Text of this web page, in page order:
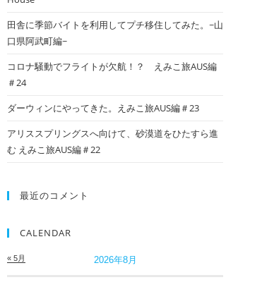
田舎に季節バイトを利用してプチ移住してみた。~山
口県阿武町編~
コロナ騒動でフライトが欠航！？ えみこ旅AUS編
＃24
ダーウィンにやってきた。えみこ旅AUS編＃23
アリススプリングスへ向けて、砂漠道をひたすら進
む えみこ旅AUS編＃22
最近のコメント
CALENDAR
2026年8月
« 5月